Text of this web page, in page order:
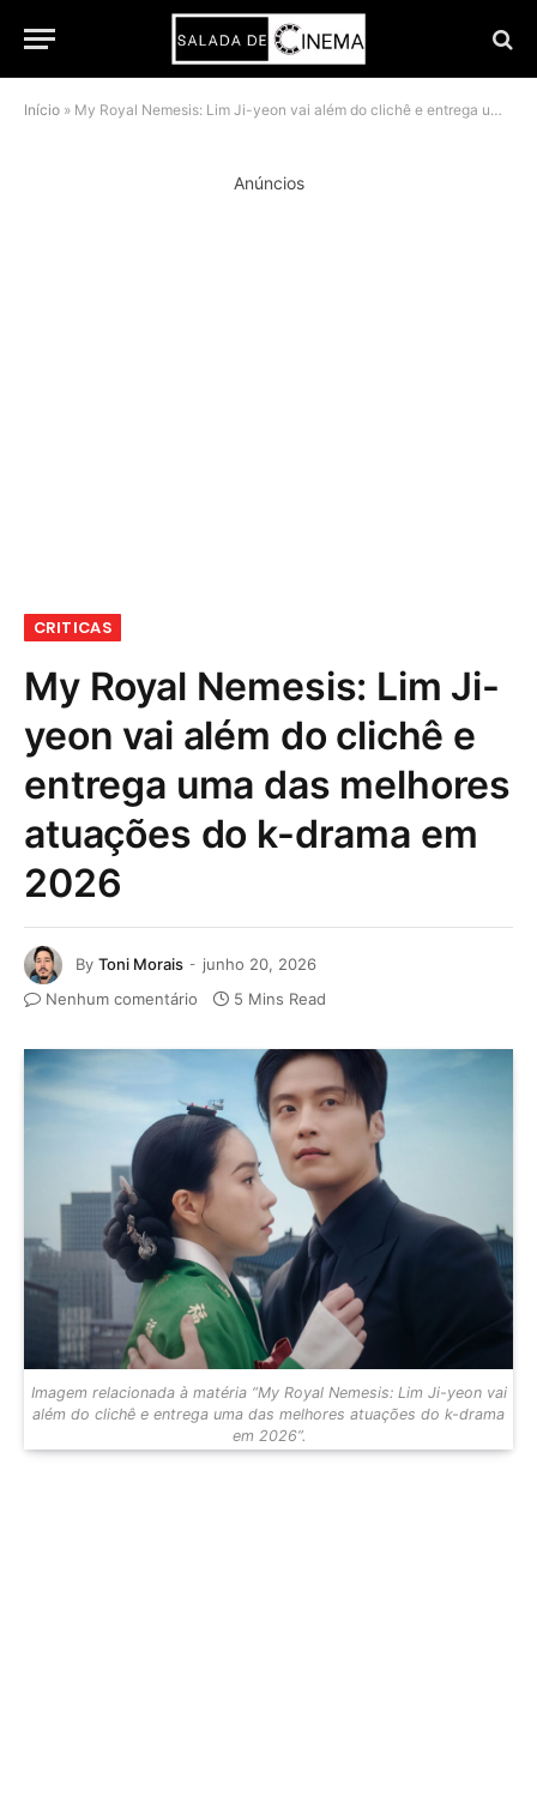
Início » My Royal Nemesis: Lim Ji-yeon vai além do clichê e entrega uma das melhores atuações do k-drama em 2026
Anúncios
CRITICAS
My Royal Nemesis: Lim Ji-
yeon vai além do clichê e
entrega uma das melhores
atuações do k-drama em
2026
By Toni Morais
junho 20, 2026
Nenhum comentário
5 Mins Read
Imagem relacionada à matéria “My Royal Nemesis: Lim Ji-yeon vai
além do clichê e entrega uma das melhores atuações do k-drama
em 2026”.